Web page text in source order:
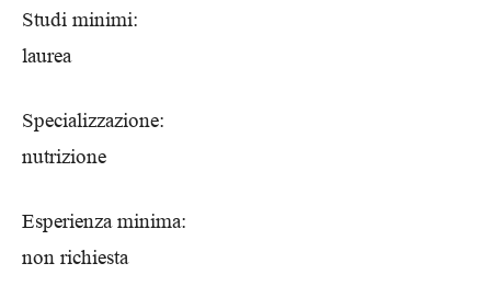
Studi minimi:
laurea
Specializzazione:
nutrizione
Esperienza minima:
non richiesta